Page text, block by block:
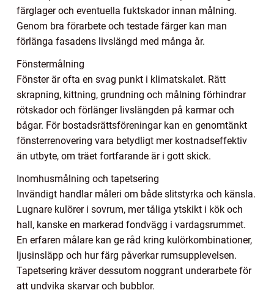
färglager och eventuella fuktskador innan målning.
Genom bra förarbete och testade färger kan man
förlänga fasadens livslängd med många år.
Fönstermålning
Fönster är ofta en svag punkt i klimatskalet. Rätt
skrapning, kittning, grundning och målning förhindrar
rötskador och förlänger livslängden på karmar och
bågar. För bostadsrättsföreningar kan en genomtänkt
fönsterrenovering vara betydligt mer kostnadseffektiv
än utbyte, om träet fortfarande är i gott skick.
Inomhusmålning och tapetsering
Invändigt handlar måleri om både slitstyrka och känsla.
Lugnare kulörer i sovrum, mer tåliga ytskikt i kök och
hall, kanske en markerad fondvägg i vardagsrummet.
En erfaren målare kan ge råd kring kulörkombinationer,
ljusinsläpp och hur färg påverkar rumsupplevelsen.
Tapetsering kräver dessutom noggrant underarbete för
att undvika skarvar och bubblor.